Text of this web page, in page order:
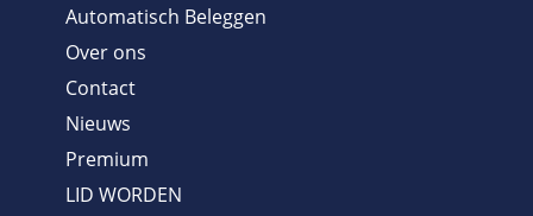
Automatisch Beleggen
Over ons
Contact
Nieuws
Premium
LID WORDEN